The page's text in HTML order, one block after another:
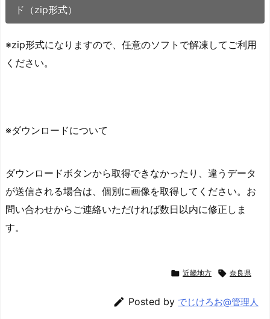
ド（zip形式）
※zip形式になりますので、任意のソフトで解凍してご利用
ください。
※ダウンロードについて
ダウンロードボタンから取得できなかったり、違うデータ
が送信される場合は、個別に画像を取得してください。お
問い合わせからご連絡いただければ数日以内に修正しま
す。
 近畿地方  奈良県
 Posted by でじけろお@管理人